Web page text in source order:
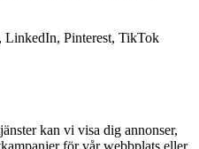
Pinterest, TikTok
kan vi visa dig annonser,
för vår webbplats eller